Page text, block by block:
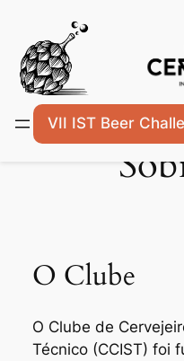
Skip
VII IST Beer
O Clube
O Clube de
Técnico (CCIST) foi